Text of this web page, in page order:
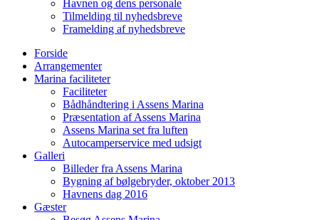
Havnen og dens personale
Tilmelding til nyhedsbreve
Framelding af nyhedsbreve
Forside
Arrangementer
Marina faciliteter
Faciliteter
Bådhåndtering i Assens Marina
Præsentation af Assens Marina
Assens Marina set fra luften
Autocamperservice med udsigt
Galleri
Billeder fra Assens Marina
Bygning af bølgebryder, oktober 2013
Havnens dag 2016
Gæster